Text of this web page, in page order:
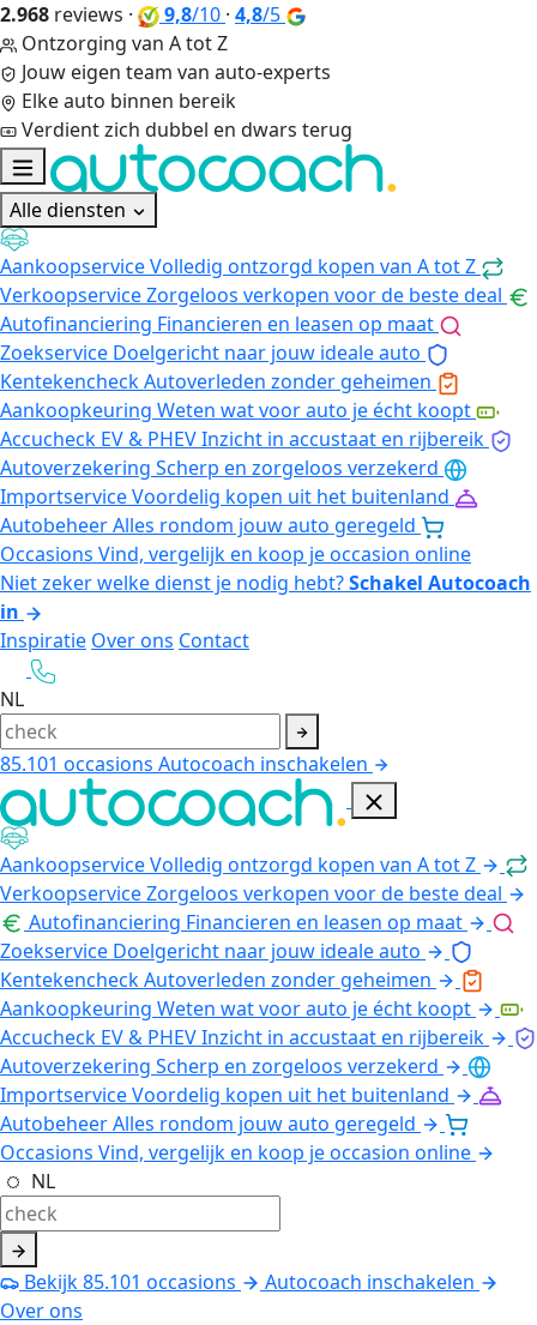
2.968 reviews · 9,8/10 · 4,8/5
Ontzorging van A tot Z
Jouw eigen team van auto-experts
Elke auto binnen bereik
Verdient zich dubbel en dwars terug
Alle diensten
AankoopserviceVolledig ontzorgd kopen van A tot Z
VerkoopserviceZorgeloos verkopen voor de beste deal
Autofinanciering Financieren en leasen op maat
Zoekservice Doelgericht naar jouw ideale auto
KentekencheckAutoverleden zonder geheimen
Aankoopkeuring Weten wat voor auto je écht koopt
Accucheck EV & PHEVInzicht in accustaat en rijbereik
Autoverzekering Scherp en zorgeloos verzekerd
ImportserviceVoordelig kopen uit het buitenland
AutobeheerAlles rondom jouw auto geregeld
Occasions Vind, vergelijk en koop je occasion online
Niet zeker welke dienst je nodig hebt?Schakel Autocoach
in
Inspiratie Over ons Contact
NL
85.101 occasions Autocoach inschakelen
AankoopserviceVolledig ontzorgd kopen van A tot Z
VerkoopserviceZorgeloos verkopen voor de beste deal
Autofinanciering Financieren en leasen op maat
Zoekservice Doelgericht naar jouw ideale auto
KentekencheckAutoverleden zonder geheimen
Aankoopkeuring Weten wat voor auto je écht koopt
Accucheck EV & PHEVInzicht in accustaat en rijbereik
Autoverzekering Scherp en zorgeloos verzekerd
ImportserviceVoordelig kopen uit het buitenland
AutobeheerAlles rondom jouw auto geregeld
Occasions Vind, vergelijk en koop je occasion online
NL
Bekijk85.101 occasions
Autocoach inschakelen
Over ons